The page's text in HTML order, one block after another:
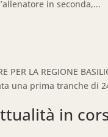
in seconda,...
PER LA REGIONE
una prima tranche di
in